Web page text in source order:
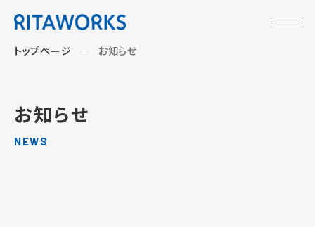
トップページ お知らせ
お知らせ
NEWS